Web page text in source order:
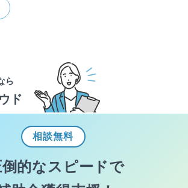
ら
ド
相談無料
倒的なスピードで